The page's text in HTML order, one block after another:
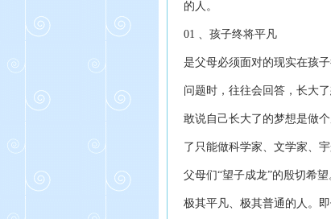
的人。
01 、孩子终将平凡
是父母必须面对的现实在孩
问题时，往往会回答，长大
敢说自己长大了的梦想是做
了只能做科学家、文学家、
父母们“望子成龙”的殷切希
极其平凡、极其普通的人。